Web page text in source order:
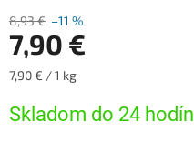
8,93 € –11 %
7,90 €
Jednotková
7,90 € / 1 kg
Skladom do 24 hodín